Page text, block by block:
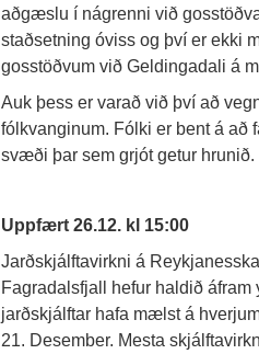
aðgæslu í nágrenni við
staðsetning óviss og því er ekki
gosstöðvum við Geldingadali á
Auk þess er varað við því að
fólkvanginum. Fólki er bent á að
svæði þar sem grjót getur hrunið.
Uppfært 26.12. kl 15:00
Jarðskjálftavirkni á
Fagradalsfjall hefur haldið
jarðskjálftar hafa mælst á
21. Desember. Mesta